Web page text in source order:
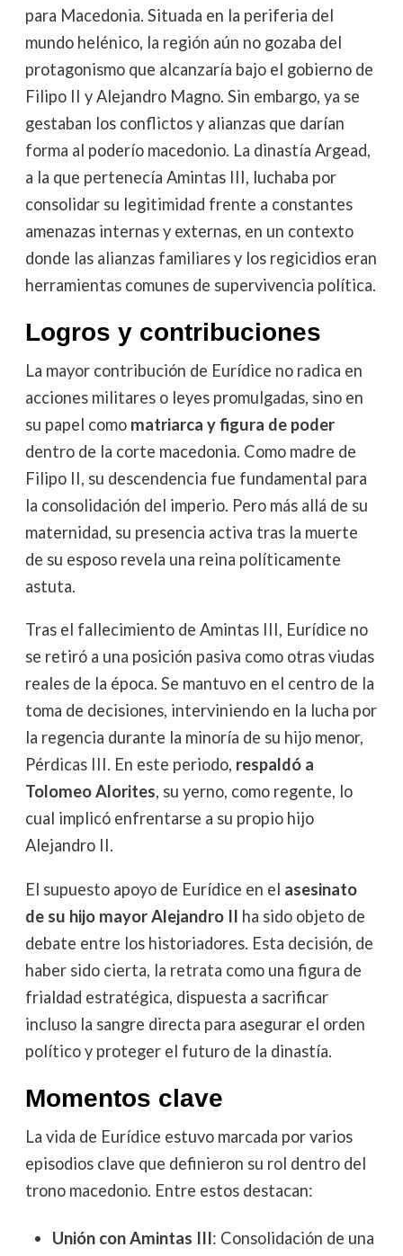
para Macedonia. Situada en la periferia del
mundo helénico, la región aún no gozaba del
protagonismo que alcanzaría bajo el gobierno de
Filipo II y Alejandro Magno. Sin embargo, ya se
gestaban los conflictos y alianzas que darían
forma al poderío macedonio. La dinastía Argead,
a la que pertenecía Amintas III, luchaba por
consolidar su legitimidad frente a constantes
amenazas internas y externas, en un contexto
donde las alianzas familiares y los regicidios eran
herramientas comunes de supervivencia política.
Logros y contribuciones
La mayor contribución de Eurídice no radica en
acciones militares o leyes promulgadas, sino en
su papel como matriarca y figura de poder
dentro de la corte macedonia. Como madre de
Filipo II, su descendencia fue fundamental para
la consolidación del imperio. Pero más allá de su
maternidad, su presencia activa tras la muerte
de su esposo revela una reina políticamente
astuta.
Tras el fallecimiento de Amintas III, Eurídice no
se retiró a una posición pasiva como otras viudas
reales de la época. Se mantuvo en el centro de la
toma de decisiones, interviniendo en la lucha por
la regencia durante la minoría de su hijo menor,
Pérdicas III. En este periodo, respaldó a
Tolomeo Alorites, su yerno, como regente, lo
cual implicó enfrentarse a su propio hijo
Alejandro II.
El supuesto apoyo de Eurídice en el asesinato
de su hijo mayor Alejandro II ha sido objeto de
debate entre los historiadores. Esta decisión, de
haber sido cierta, la retrata como una figura de
frialdad estratégica, dispuesta a sacrificar
incluso la sangre directa para asegurar el orden
político y proteger el futuro de la dinastía.
Momentos clave
La vida de Eurídice estuvo marcada por varios
episodios clave que definieron su rol dentro del
trono macedonio. Entre estos destacan:
Unión con Amintas III: Consolidación de una